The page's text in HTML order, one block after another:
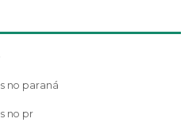
no paraná
no pr